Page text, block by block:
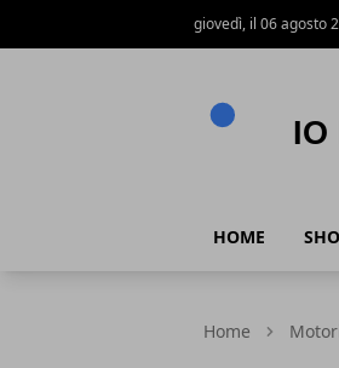
giovedì, il 06 agosto
HOME
Home